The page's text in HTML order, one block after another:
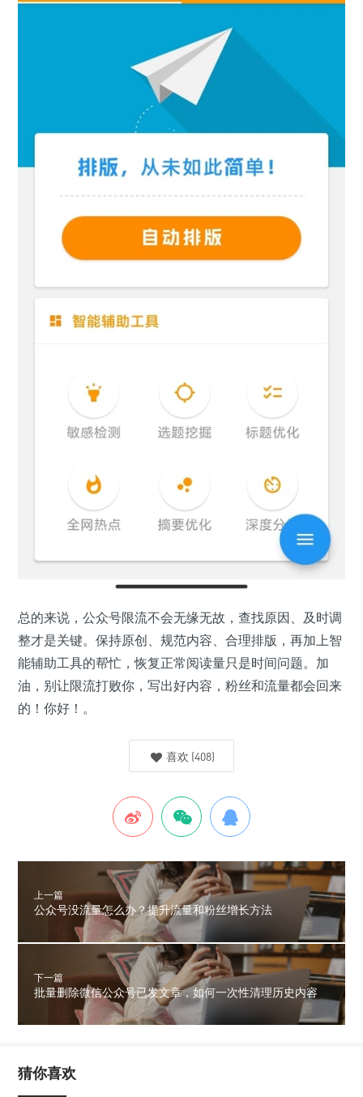
总的来说，公众号限流不会无缘无故，查找原因、及时调
整才是关键。保持原创、规范内容、合理排版，再加上智
能辅助工具的帮忙，恢复正常阅读量只是时间问题。加
油，别让限流打败你，写出好内容，粉丝和流量都会回来
的！你好！。
喜欢 (408)
上一篇
公众号没流量怎么办？提升流量和粉丝增长方法
下一篇
批量删除微信公众号已发文章，如何一次性清理历史内容
猜你喜欢